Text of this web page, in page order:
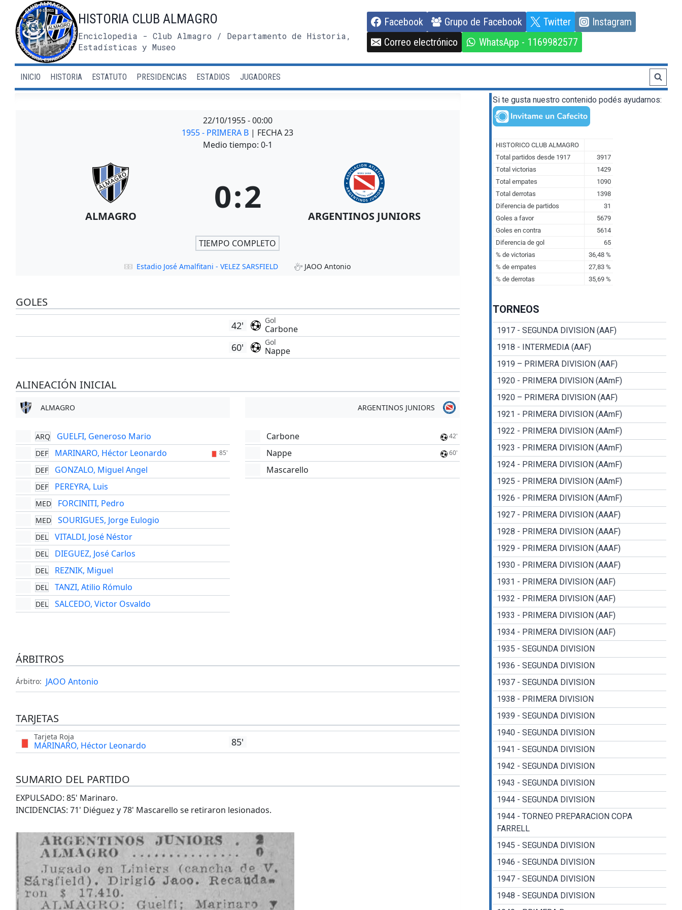
contenido
HISTORIA CLUB ALMAGRO
Enciclopedia - Club Almagro / Departamento de Historia,
Estadísticas y Museo
Facebook Grupo de Facebook Twitter
Instagram
Correo electrónico
WhatsApp - 1169982577
INICIO HISTORIA ESTATUTO PRESIDENCIAS ESTADIOS JUGADORES
22/10/1955-00:00
1955 - PRIMERA B | FECHA 23
Medio tiempo: 0-1
ALMAGRO 0:2 ARGENTINOS JUNIORS
TIEMPO COMPLETO
Estadio José Amalfitani - VELEZ SARSFIELD JAOO Antonio
GOLES
42' Gol
Carbone
60' Gol
Nappe
ALINEACIÓN INICIAL
ALMAGRO
ARQ GUELFI, Generoso Mario
DEF MARINARO, Héctor Leonardo 85'
DEF GONZALO, Miguel Angel
DEF PEREYRA, Luis
MED FORCINITI, Pedro
MED SOURIGUES, Jorge Eulogio
DEL VITALDI, José Néstor
DEL DIEGUEZ, José Carlos
DEL REZNIK, Miguel
DEL TANZI, Atilio Rómulo
DEL SALCEDO, Victor Osvaldo
ARGENTINOS JUNIORS
Carbone 42'
Nappe 60'
Mascarello
ÁRBITROS
Árbitro: JAOO Antonio
TARJETAS
Tarjeta Roja
MARINARO, Héctor Leonardo 85'
SUMARIO DEL PARTIDO
EXPULSADO: 85' Marinaro.
INCIDENCIAS: 71' Diéguez y 78' Mascarello se retiraron lesionados.
Si te gusta nuestro contenido podés ayudarnos:
TORNEOS
1917 - SEGUNDA DIVISION (AAF)
1918 - INTERMEDIA (AAF)
1919 – PRIMERA DIVISION (AAF)
1920 - PRIMERA DIVISION (AAmF)
1920 – PRIMERA DIVISION (AAF)
1921 - PRIMERA DIVISION (AAmF)
1922 - PRIMERA DIVISION (AAmF)
1923 - PRIMERA DIVISION (AAmF)
1924 - PRIMERA DIVISION (AAmF)
1925 - PRIMERA DIVISION (AAmF)
1926 - PRIMERA DIVISION (AAmF)
1927 - PRIMERA DIVISION (AAAF)
1928 - PRIMERA DIVISION (AAAF)
1929 - PRIMERA DIVISION (AAAF)
1930 - PRIMERA DIVISION (AAAF)
1931 - PRIMERA DIVISION (AAF)
1932 - PRIMERA DIVISION (AAF)
1933 - PRIMERA DIVISION (AAF)
1934 - PRIMERA DIVISION (AAF)
1935 - SEGUNDA DIVISION
1936 - SEGUNDA DIVISION
1937 - SEGUNDA DIVISION
1938 - PRIMERA DIVISION
1939 - SEGUNDA DIVISION
1940 - SEGUNDA DIVISION
1941 - SEGUNDA DIVISION
1942 - SEGUNDA DIVISION
1943 - SEGUNDA DIVISION
1944 - SEGUNDA DIVISION
1944 - TORNEO PREPARACION COPA
FARRELL
1945 - SEGUNDA DIVISION
1946 - SEGUNDA DIVISION
1947 - SEGUNDA DIVISION
1948 - SEGUNDA DIVISION